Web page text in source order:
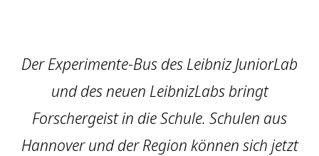
Der Experimente-Bus des Leibniz JuniorLab
und des neuen LeibnizLabs bringt
Forschergeist in die Schule. Schulen aus
Hannover und der Region können sich jetzt